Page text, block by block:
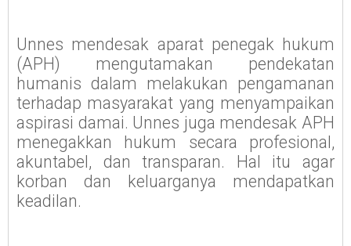
Unnes mendesak aparat penegak hukum
(APH) mengutamakan pendekatan
humanis dalam melakukan pengamanan
terhadap masyarakat yang menyampaikan
aspirasi damai. Unnes juga mendesak APH
menegakkan hukum secara profesional,
akuntabel, dan transparan. Hal itu agar
korban dan keluarganya mendapatkan
keadilan.